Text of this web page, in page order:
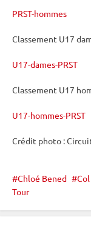
PRST-hommes
Classement U17
U17-dames-PRST
Classement U17
U17-hommes-PRST
Crédit photo :
Chloé Bened
Tour